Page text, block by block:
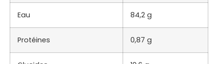
Eau 84,2 g
Protéines 0,87 g